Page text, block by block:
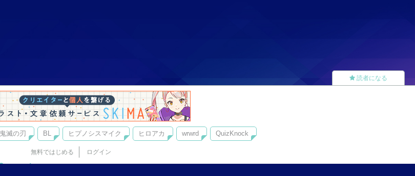
鬼滅の刃 BL ヒプノシスマイク ヒロアカ wrwrd QuizKnock
無料ではじめる ログイン
読者になる